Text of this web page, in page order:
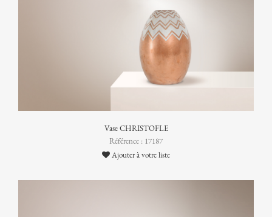
Vase CHRISTOFLE
Référence : 17187
Ajouter à votre liste